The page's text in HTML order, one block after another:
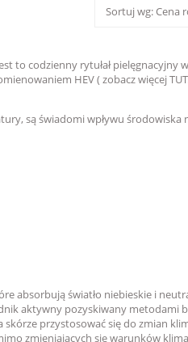
Sortuj wg:Cena
to codzienny rytułał
HEV ( zobacz więcej
są świadomi wpływu środowiska
absorbują światło niebieskie i
aktywny pozyskiwany metodami
przystosować się do zmian
zmieniających się warunków